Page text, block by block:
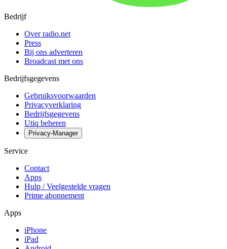
Bedrijf
Over radio.net
Press
Bij ons adverteren
Broadcast met ons
Bedrijfsgegevens
Gebruiksvoorwaarden
Privacyverklaring
Bedrijfsgegevens
Utiq beheren
Privacy-Manager
Service
Contact
Apps
Hulp / Veelgestelde vragen
Prime abonnement
Apps
iPhone
iPad